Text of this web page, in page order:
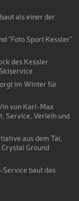
PREMIUM -
PREMIUM -
SKISCHUH
als einer der
"Foto Sport Kessler"
des Kessler
im Winter für
in von Karl-Max
Service, Verleih und
aus dem Tal,
Ground
baut das